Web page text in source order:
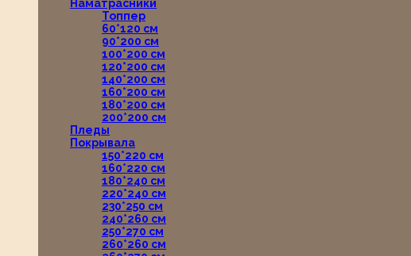
Наматрасники
Топпер
60*120 см
90*200 см
100*200 см
120*200 см
140*200 см
160*200 см
180*200 см
200*200 см
Пледы
Покрывала
150*220 см
160*220 см
180*240 см
220*240 см
230*250 см
240*260 см
250*270 см
260*260 см